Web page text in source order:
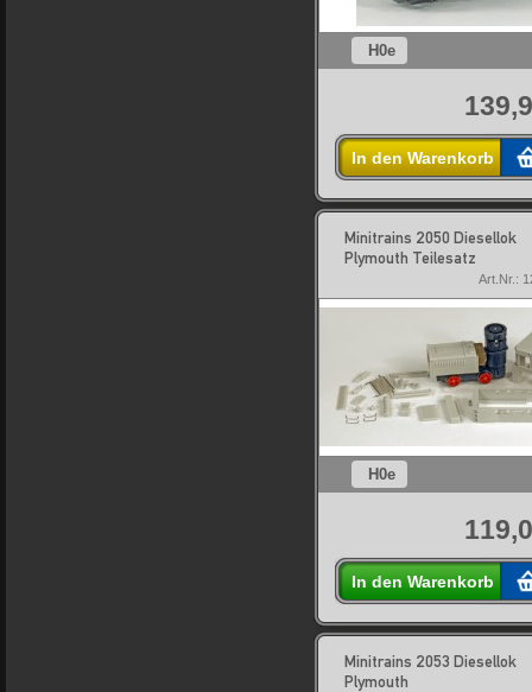
H0e
In den Warenkorb
Minitrains 2050 Diesellok
Plymouth Teilesatz
Art.Nr.:
H0e
In den Warenkorb
Minitrains 2053 Diesellok
Plymouth